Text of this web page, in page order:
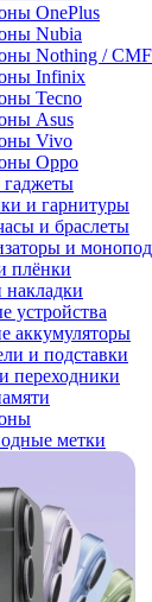
OnePlus
Nubia
Nothing / CMF
Infinix
Tecno
Asus
Vivo
Oppo
гаджеты
и гарнитуры
и браслеты
и
плёнки
устройства
аккумуляторы
и подставки
переходники
метки